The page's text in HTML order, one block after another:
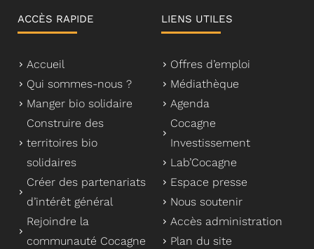
ACCÈS RAPIDE
Accueil
Qui sommes-nous ?
Manger bio solidaire
Construire des
territoires bio
solidaires
Créer des partenariats
d’intérêt général
Rejoindre la
communauté Cocagne
LIENS UTILES
Offres d’emploi
Médiathèque
Agenda
Cocagne
Investissement
Lab’Cocagne
Espace presse
Nous soutenir
Accès administration
Plan du site